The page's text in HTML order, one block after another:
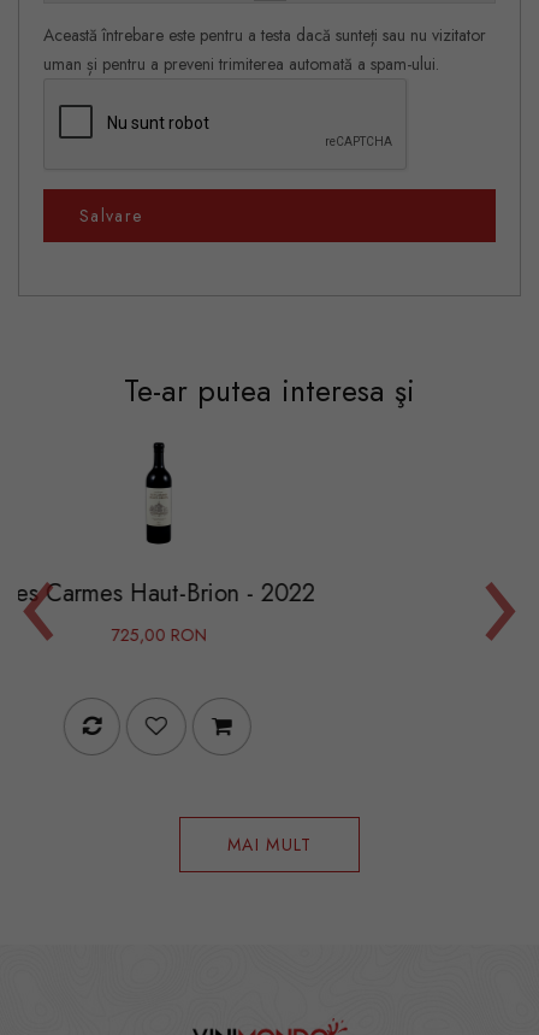
Această întrebare este pentru a testa dacă sunteți sau nu vizitator
uman și pentru a preveni trimiterea automată a spam-ului.
Salvare
Te-ar putea interesa şi
Brion - 2022
Ornellaia -
‹ ›
MAI MULT